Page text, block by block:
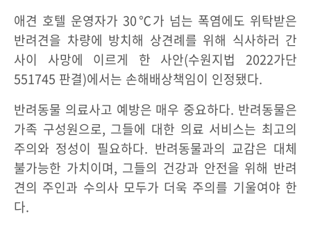
애견 호텔 운영자가 30℃가 넘는 폭염에도 위탁받은
반려견을 차량에 방치해 상견례를 위해 식사하러 간
사이 사망에 이르게 한 사안(수원지법 2022가단
551745 판결)에서는 손해배상책임이 인정됐다.
반려동물 의료사고 예방은 매우 중요하다. 반려동물은
가족 구성원으로, 그들에 대한 의료 서비스는 최고의
주의와 정성이 필요하다. 반려동물과의 교감은 대체
불가능한 가치이며, 그들의 건강과 안전을 위해 반려
견의 주인과 수의사 모두가 더욱 주의를 기울여야 한
다.